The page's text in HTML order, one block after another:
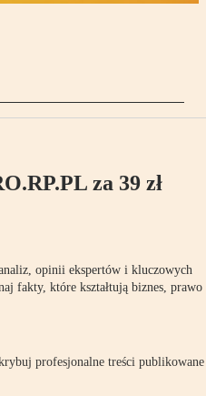
za 39 zł
opinii ekspertów i kluczowych
fakty, które kształtują biznes, prawo
profesjonalne treści publikowane